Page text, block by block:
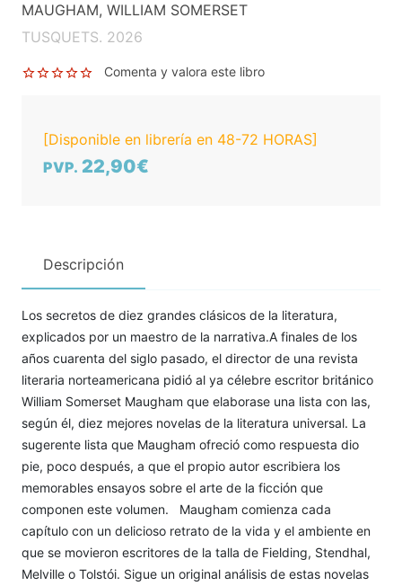
MAUGHAM, WILLIAM SOMERSET
TUSQUETS. 2026
Comenta y valora este libro
[Disponible en librería en 48-72 HORAS]
PVP. 22,90€
Descripción
Los secretos de diez grandes clásicos de la literatura,
explicados por un maestro de la narrativa.A finales de los
años cuarenta del siglo pasado, el director de una revista
literaria norteamericana pidió al ya célebre escritor británico
William Somerset Maugham que elaborase una lista con las,
según él, diez mejores novelas de la literatura universal. La
sugerente lista que Maugham ofreció como respuesta dio
pie, poco después, a que el propio autor escribiera los
memorables ensayos sobre el arte de la ficción que
componen este volumen. Maugham comienza cada
capítulo con un delicioso retrato de la vida y el ambiente en
que se movieron escritores de la talla de Fielding, Stendhal,
Melville o Tolstói. Sigue un original análisis de estas novelas